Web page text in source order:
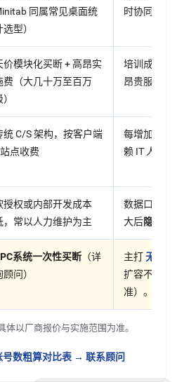
同属常见桌面统
选型）
时协同成本
价模块化买断 + 高昂实
费（大几十万至百万
培训成本极
昂贵服务。
统 C/S 架构，按客户端
点收费
每增加一个
赖 IT 人工。
授权或内部开发成本
，常以人力维护为主
数据口径、
大后隐性人
对比行
系统一次性买断 （详
顾问）
主打无用户
扩容不按点
准）。
以厂商报价与实施范围为准。
号数粗算对比表 → 联系顾问